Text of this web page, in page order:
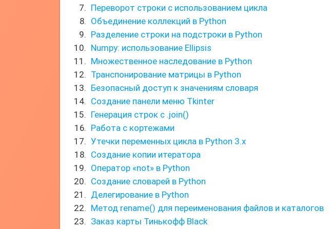
Переворот строки с использованием цикла
Объединение коллекций в Python
Разделение строки на подстроки в Python
Numpy: использование Ellipsis
Множественное наследование в Python
Транспонирование матрицы в Python
Безопасный доступ к значениям словаря
Создание панели меню Tkinter
Генерация строк с .join()
Работа с кортежами
Утечки переменных цикла в Python 3.x
Создание копии итератора
Оператор «not» в Python
Создание словарей в Python
Делегирование в Python
Метод rename() для переименования файлов и каталогов
Заказ карты Тинькофф Black